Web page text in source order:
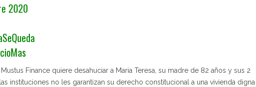
2020
Finance quiere desahuciar a Maria Teresa, su madre de 82 años y sus 2
instituciones no les garantizan su derecho constitucional a una vivienda digna